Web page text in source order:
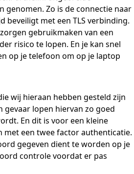
genomen. Zo is de connectie naar
beveiligt met een TLS verbinding.
gebruikmaken van een
risico te lopen. En je kan snel
op je telefoon om op je laptop
wij hieraan hebben gesteld zijn
gevaar lopen hiervan zo goed
En dit is voor een kleine
met een twee factor authenticatie.
gegeven dient te worden op je
controle voordat er pas